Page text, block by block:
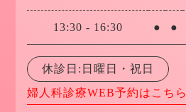
13:30 - 16:30 ● ●
休診日:日曜日・祝日
婦人科診療WEB予約はこちら